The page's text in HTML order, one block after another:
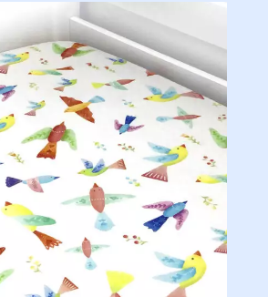
R$79,70
através
R$98,10